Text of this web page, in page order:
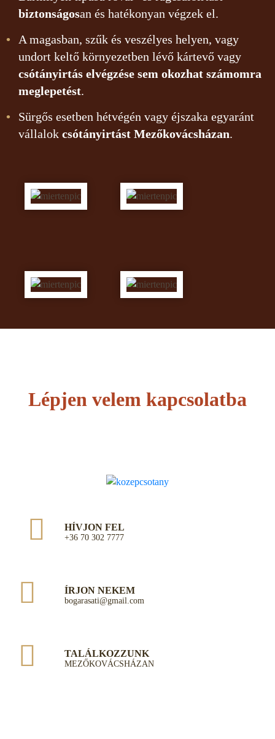
biztonságosan és hatékonyan végzek el.
A magasban, szűk és veszélyes helyen, vagy
undort keltő környezetben lévő kártevő vagy
csótányirtás elvégzése sem okozhat számomra
meglepetést.
Sürgős esetben hétvégén vagy éjszaka egyaránt
vállalok csótányirtást Mezőkovácsházan.
Lépjen velem kapcsolatba
HÍVJON FEL
+36 70 302 7777
ÍRJON NEKEM
bogarasati@gmail.com
TALÁLKOZZUNK
MEZŐKOVÁCSHÁZAN